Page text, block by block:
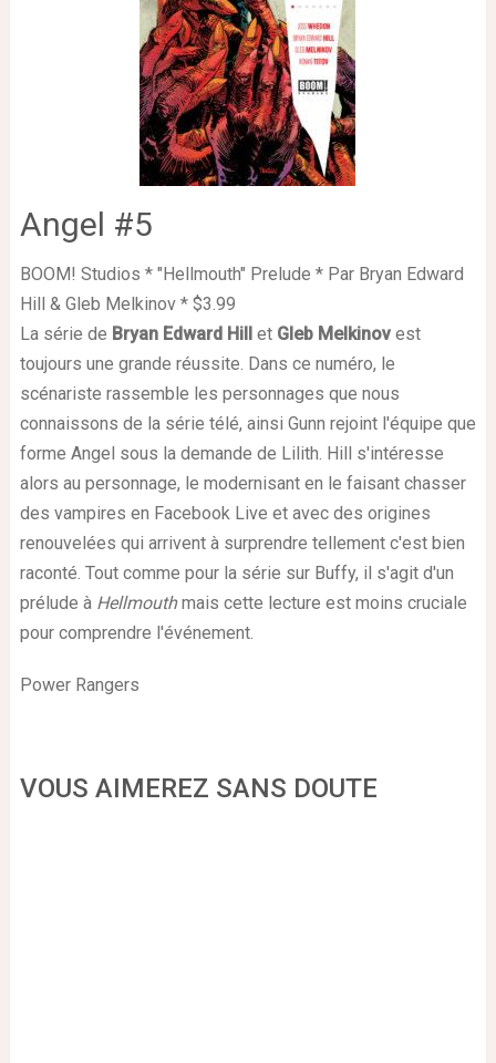
Angel #5
BOOM! Studios * "Hellmouth" Prelude * Par Bryan Edward
Hill & Gleb Melkinov * $3.99
La série de Bryan Edward Hillet Gleb Melkinovest
toujours une grande réussite. Dans ce numéro, le
scénariste rassemble les personnages que nous
connaissons de la série télé, ainsi Gunn rejoint l'équipe que
forme Angel sous la demande de Lilith. Hill s'intéresse
alors au personnage, le modernisant en le faisant chasser
des vampires en Facebook Live et avec des origines
renouvelées qui arrivent à surprendre tellement c'est bien
raconté. Tout comme pour la série sur Buffy, il s'agit d'un
prélude à Hellmouthmais cette lecture est moins cruciale
pour comprendre l'événement.
Power Rangers
VOUS AIMEREZ SANS DOUTE